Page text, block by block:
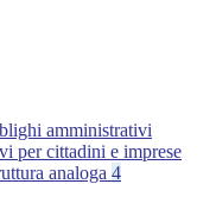
amministrativi
per cittadini e imprese
analoga 4